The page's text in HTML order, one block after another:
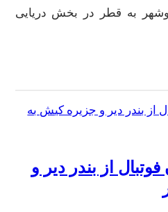
به قطر در بخش دریایی
از بندر دیر و